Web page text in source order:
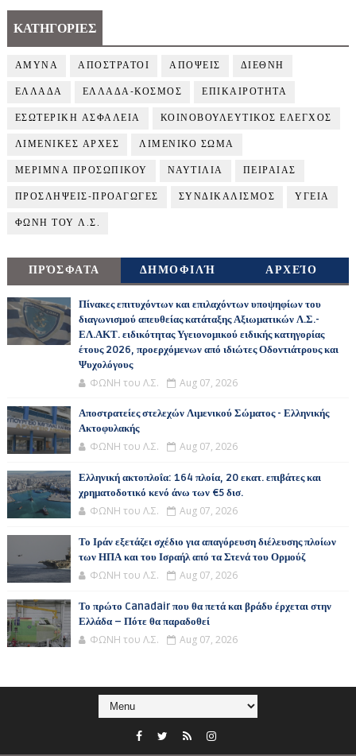
ΚΑΤΗΓΟΡΙΕΣ
ΑΜΥΝΑ ΑΠΟΣΤΡΑΤΟΙ ΑΠΟΨΕΙΣ ΔΙΕΘΝΗ
ΕΛΛΑΔΑ ΕΛΛΑΔΑ-ΚΟΣΜΟΣ ΕΠΙΚΑΙΡΟΤΗΤΑ
ΕΣΩΤΕΡΙΚΗ ΑΣΦΑΛΕΙΑ ΚΟΙΝΟΒΟΥΛΕΥΤΙΚΟΣ ΕΛΕΓΧΟΣ
ΛΙΜΕΝΙΚΕΣ ΑΡΧΕΣ ΛΙΜΕΝΙΚΟ ΣΩΜΑ
ΜΕΡΙΜΝΑ ΠΡΟΣΩΠΙΚΟΥ ΝΑΥΤΙΛΙΑ ΠΕΙΡΑΙΑΣ
ΠΡΟΣΛΗΨΕΙΣ-ΠΡΟΑΓΩΓΕΣ ΣΥΝΔΙΚΑΛΙΣΜΟΣ ΥΓΕΙΑ
ΦΩΝΗ ΤΟΥ Λ.Σ.
ΠΡΌΣΦΑΤΑ ΔΗΜΟΦΙΛΉ ΑΡΧΕΊΟ
Πίνακες επιτυχόντων και επιλαχόντων υποψηφίων του
διαγωνισμού απευθείας κατάταξης Αξιωματικών Λ.Σ.-
ΕΛ.ΑΚΤ. ειδικότητας Υγειονομικού ειδικής κατηγορίας
έτους 2026, προερχόμενων από ιδιώτες Οδοντιάτρους και
Ψυχολόγους
ΦΩΝΗ του Λ.Σ. Aug 07, 2026
Αποστρατείες στελεχών Λιμενικού Σώματος - Ελληνικής
Ακτοφυλακής
ΦΩΝΗ του Λ.Σ. Aug 07, 2026
Ελληνική ακτοπλοΐα: 164 πλοία, 20 εκατ. επιβάτες και
χρηματοδοτικό κενό άνω των €5 δισ.
ΦΩΝΗ του Λ.Σ. Aug 07, 2026
Το Ιράν εξετάζει σχέδιο για απαγόρευση διέλευσης πλοίων
των ΗΠΑ και του Ισραήλ από τα Στενά του Ορμούζ
ΦΩΝΗ του Λ.Σ. Aug 07, 2026
Το πρώτο Canadair που θα πετά και βράδυ έρχεται στην
Ελλάδα – Πότε θα παραδοθεί
ΦΩΝΗ του Λ.Σ. Aug 07, 2026